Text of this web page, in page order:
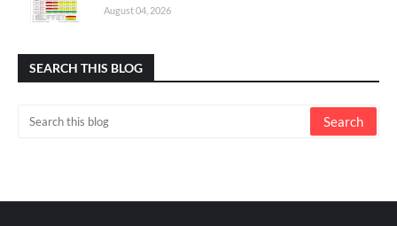
August 04, 2026
SEARCH THIS BLOG